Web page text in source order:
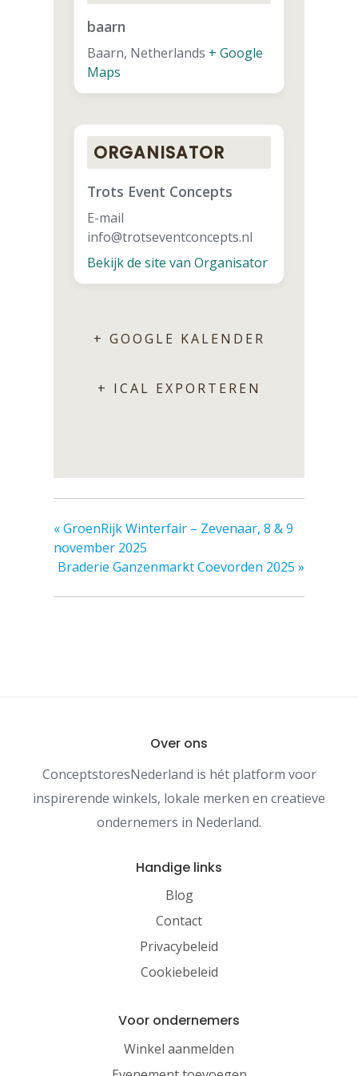
baarn
Baarn, Netherlands + Google
Maps
ORGANISATOR
Trots Event Concepts
E-mail
info@trotseventconcepts.nl
Bekijk de site van Organisator
+ GOOGLE KALENDER
+ ICAL EXPORTEREN
«GroenRijk Winterfair – Zevenaar, 8 & 9
november 2025
Braderie Ganzenmarkt Coevorden 2025 »
Over ons
ConceptstoresNederland is hét platform voor
inspirerende winkels, lokale merken en creatieve
ondernemers in Nederland.
Handige links
Blog
Contact
Privacybeleid
Cookiebeleid
Voor ondernemers
Winkel aanmelden